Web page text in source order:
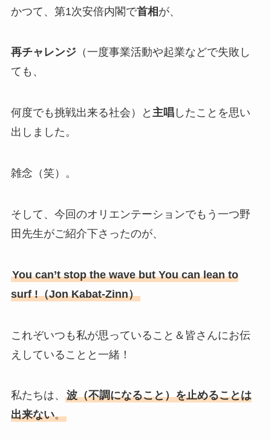
かつて、第1次安倍内閣で首相が、
再チャレンジ（一度事業活動や起業などで失敗し
ても、
何度でも挑戦出来る社会）と 主唱したことを思い
出しました。
雑念（笑）。
そして、今回のオリエンテーションでもう一つ野
田先生がご紹介下さったのが、
You can’t stop the wave but You can lean to
surf !（Jon Kabat-Zinn）
これぞいつも私が思っていること＆皆さんにお伝
えしていることと一緒！
私たちは、 波（不調になること）を止めることは
出来ない。